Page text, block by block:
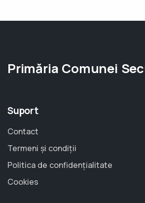
Primăria Comunei
Suport
Contact
Termeni și condiții
Politica de confidențialitate
Cookies